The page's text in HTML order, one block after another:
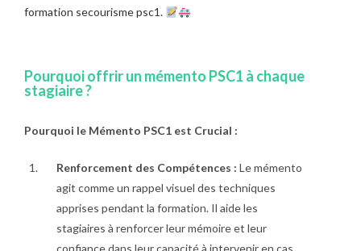
formation secourisme psc1.
Pourquoi offrir un mémento PSC1 à chaque
stagiaire ?
Pourquoi le Mémento PSC1 est Crucial :
Renforcement des Compétences : Le mémento
agit comme un rappel visuel des techniques
apprises pendant la formation. Il aide les
stagiaires à renforcer leur mémoire et leur